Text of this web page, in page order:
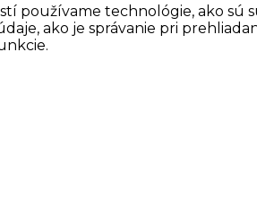
používame technológie, ako
ako je správanie pri